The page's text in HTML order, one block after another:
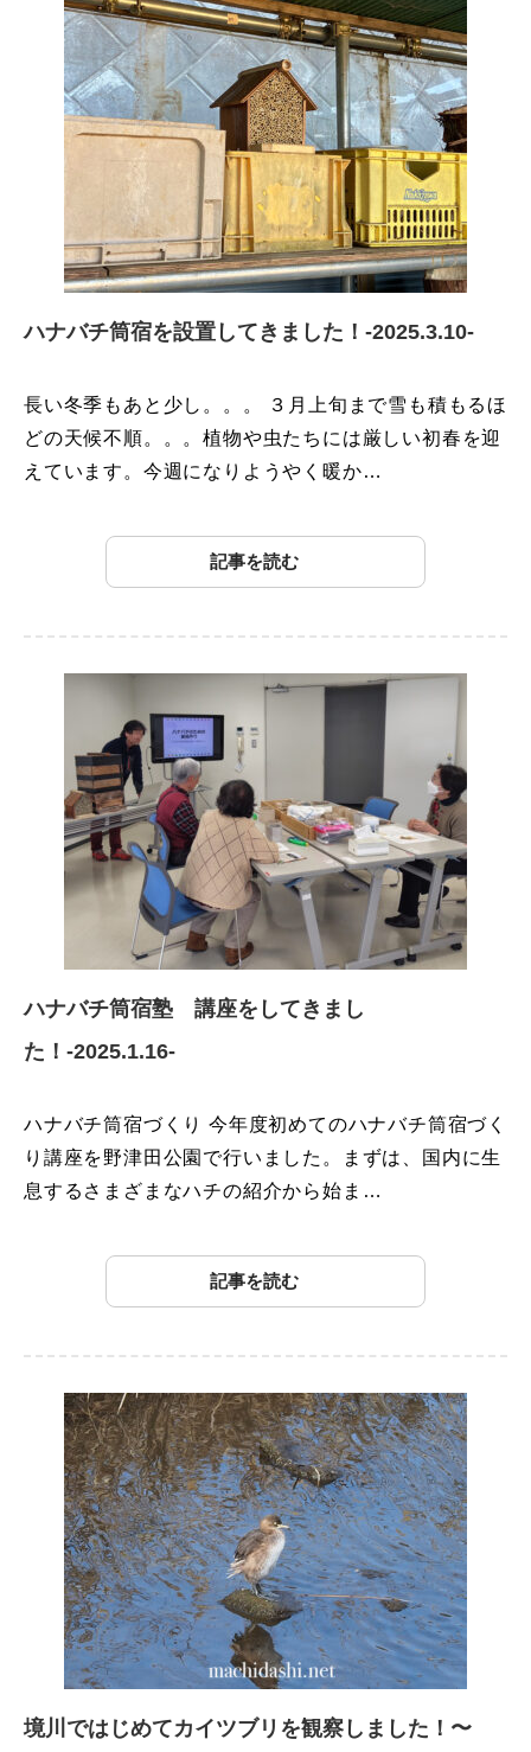
ハナバチ筒宿を設置してきました！-2025.3.10-
長い冬季もあと少し。。。 ３月上旬まで雪も積もるほ
どの天候不順。。。植物や虫たちには厳しい初春を迎
えています。今週になりようやく暖か…
記事を読む
ハナバチ筒宿塾 講座をしてきまし
た！-2025.1.16-
ハナバチ筒宿づくり 今年度初めてのハナバチ筒宿づく
り講座を野津田公園で行いました。まずは、国内に生
息するさまざまなハチの紹介から始ま…
記事を読む
境川ではじめてカイツブリを観察しました！〜